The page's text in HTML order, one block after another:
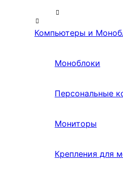
Компьютеры и
Моноблоки
Персональные
Мониторы
Крепления для